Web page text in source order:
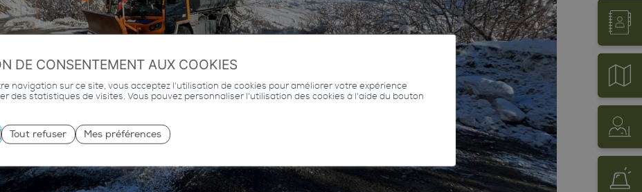
DE CONSENTEMENT AUX COOKIES
navigation sur ce site, vous acceptez l'utilisation de cookies pour améliorer votre expérience
des statistiques de visites. Vous pouvez personnaliser l'utilisation des cookies à l'aide du bouton
Tout refuser Mes préférences